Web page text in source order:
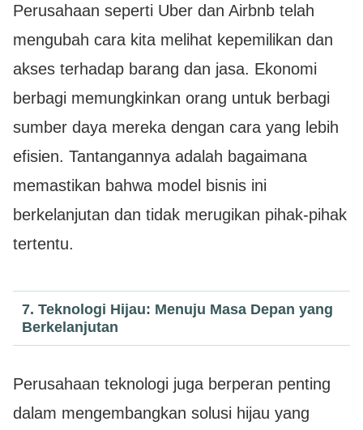
Perusahaan seperti Uber dan Airbnb telah
mengubah cara kita melihat kepemilikan dan
akses terhadap barang dan jasa. Ekonomi
berbagi memungkinkan orang untuk berbagi
sumber daya mereka dengan cara yang lebih
efisien. Tantangannya adalah bagaimana
memastikan bahwa model bisnis ini
berkelanjutan dan tidak merugikan pihak-pihak
tertentu.
7. Teknologi Hijau: Menuju Masa Depan yang
Berkelanjutan
Perusahaan teknologi juga berperan penting
dalam mengembangkan solusi hijau yang